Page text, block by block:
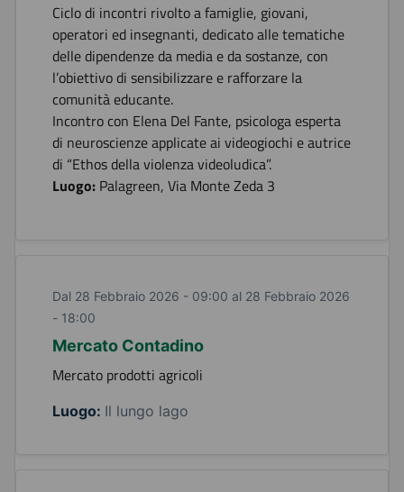
Ciclo di incontri rivolto a famiglie, giovani,
operatori ed insegnanti, dedicato alle tematiche
delle dipendenze da media e da sostanze, con
l’obiettivo di sensibilizzare e rafforzare la
comunità educante.
Incontro con Elena Del Fante, psicologa esperta
di neuroscienze applicate ai videogiochi e autrice
di “Ethos della violenza videoludica”.
Luogo: Palagreen, Via Monte Zeda 3
Dal 28 Febbraio 2026 - 09:00 al 28 Febbraio 2026
- 18:00
Mercato Contadino
Mercato prodotti agricoli
Luogo: Il lungo lago